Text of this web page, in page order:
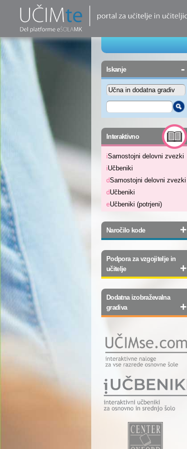
Iskanje -
Interaktivno -
iSamostojni delovni zvezki
iUčbeniki
dSamostojni delovni zvezki
dUčbeniki
eUčbeniki (potrjeni)
Naročilo kode +
Podpora za vzgojitelje in
učitelje
+
Dodatna izobraževalna
gradiva
+